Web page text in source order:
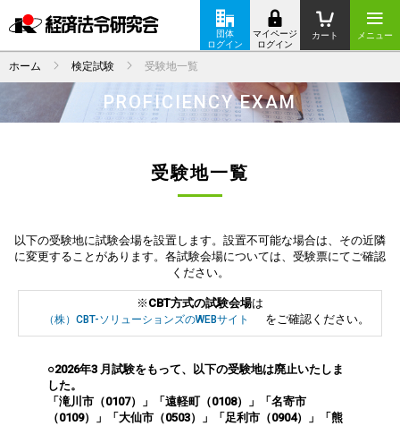
メニュー
カート
マイページ
ログイン
団体
ログイン
ホーム 検定試験 受験地一覧
PROFICIENCY EXAM
受験地一覧
以下の受験地に試験会場を設置します。設置不可能な場合は、その近隣
に変更することがあります。各試験会場については、受験票にてご確認
ください。
※ CBT方式の試験会場は
（株）CBT-ソリューションズのWEBサイト をご確認ください。
○2026年3 月試験をもって、以下の受験地は廃止いたしま
した。
「滝川市（0107）」
「遠軽町（0108）」
「名寄市
（0109）」
「大仙市（0503）」 「足利市（0904）」
「熊